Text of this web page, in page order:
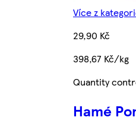
Více z
29,90 Kč
398,67 Kč/kg
Quantity
Hamé